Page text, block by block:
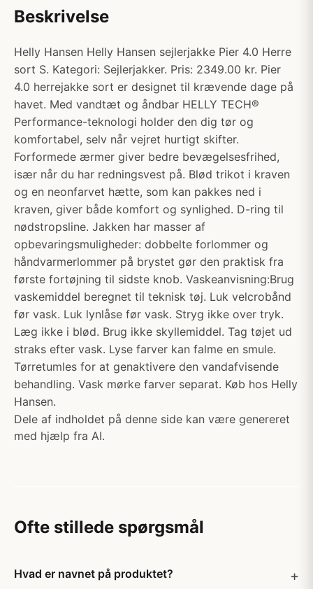
Beskrivelse
Helly Hansen Helly Hansen sejlerjakke Pier 4.0 Herre
sort S. Kategori: Sejlerjakker. Pris: 2349.00 kr. Pier
4.0 herrejakke sort er designet til krævende dage på
havet. Med vandtæt og åndbar HELLY TECH®
Performance-teknologi holder den dig tør og
komfortabel, selv når vejret hurtigt skifter.
Forformede ærmer giver bedre bevægelsesfrihed,
især når du har redningsvest på. Blød trikot i kraven
og en neonfarvet hætte, som kan pakkes ned i
kraven, giver både komfort og synlighed. D-ring til
nødstropsline. Jakken har masser af
opbevaringsmuligheder: dobbelte forlommer og
håndvarmerlommer på brystet gør den praktisk fra
første fortøjning til sidste knob. Vaskeanvisning:Brug
vaskemiddel beregnet til teknisk tøj. Luk velcrobånd
før vask. Luk lynlåse før vask. Stryg ikke over tryk.
Læg ikke i blød. Brug ikke skyllemiddel. Tag tøjet ud
straks efter vask. Lyse farver kan falme en smule.
Tørretumles for at genaktivere den vandafvisende
behandling. Vask mørke farver separat. Køb hos Helly
Hansen.
Dele af indholdet på denne side kan være genereret
med hjælp fra AI.
Ofte stillede spørgsmål
Hvad er navnet på produktet?